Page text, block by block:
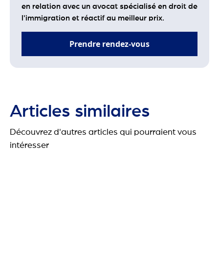
en relation avec un avocat spécialisé en droit de
l'immigration et réactif au meilleur prix.
Prendre rendez-vous
Articles similaires
Découvrez d'autres articles qui pourraient vous
intéresser